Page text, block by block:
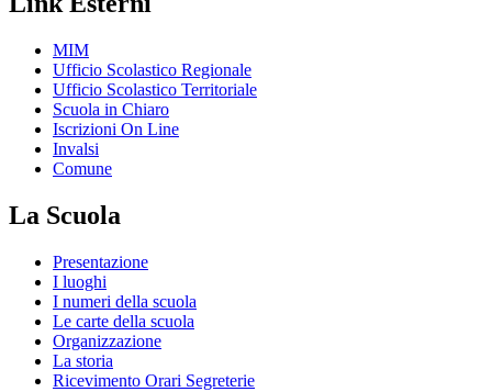
MIM
Ufficio Scolastico Regionale
Ufficio Scolastico Territoriale
Scuola in Chiaro
Iscrizioni On Line
Invalsi
Comune
La Scuola
Presentazione
I luoghi
I numeri della scuola
Le carte della scuola
Organizzazione
La storia
Ricevimento Orari Segreterie